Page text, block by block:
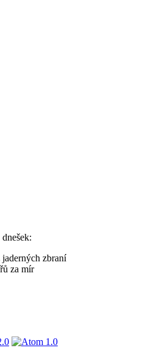
jaderných zbraní
za mír